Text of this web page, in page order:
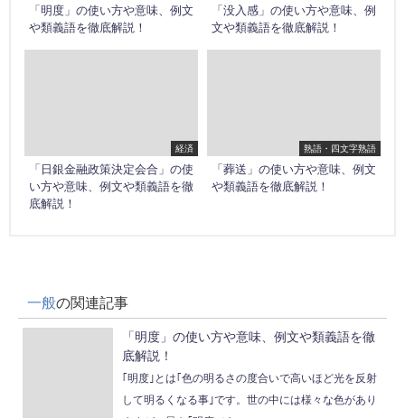
「明度」の使い方や意味、例文
や類義語を徹底解説！
「没入感」の使い方や意味、例
文や類義語を徹底解説！
経済
「日銀金融政策決定会合」の使
い方や意味、例文や類義語を徹
底解説！
熟語・四文字熟語
「葬送」の使い方や意味、例文
や類義語を徹底解説！
一般の関連記事
「明度」の使い方や意味、例文や類義語を徹
底解説！
｢明度｣とは｢色の明るさの度合いで高いほど光を反射
して明るくなる事｣です。世の中には様々な色があり